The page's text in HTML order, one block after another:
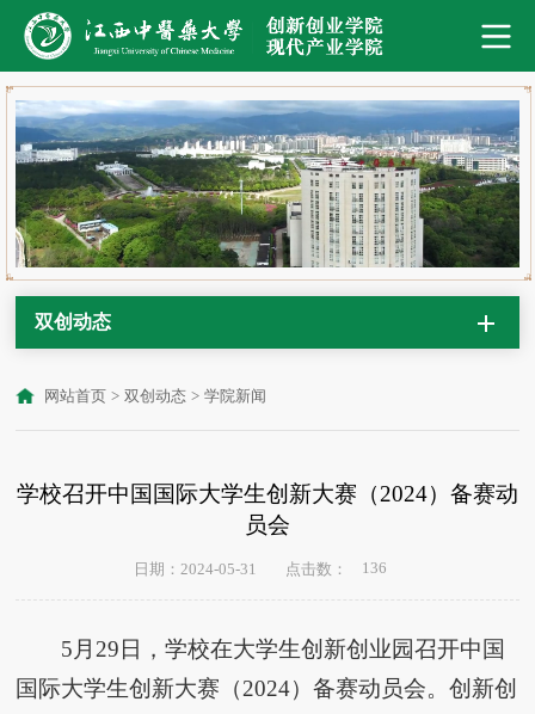
双创动态
网站首页 > 双创动态 > 学院新闻
学校召开中国国际大学生创新大赛（2024）备赛动
员会
日期：2024-05-31 点击数： 136
5月29日，学校在大学生创新创业园召开中国
国际大学生创新大赛（2024）备赛动员会。创新创